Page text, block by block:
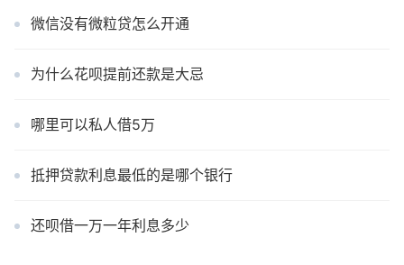
微信没有微粒贷怎么开通
为什么花呗提前还款是大忌
哪里可以私人借5万
抵押贷款利息最低的是哪个银行
还呗借一万一年利息多少